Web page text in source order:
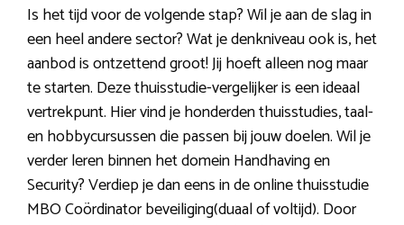
Is het tijd voor de volgende stap? Wil je aan de slag in
een heel andere sector? Wat je denkniveau ook is, het
aanbod is ontzettend groot! Jij hoeft alleen nog maar
te starten. Deze thuisstudie-vergelijker is een ideaal
vertrekpunt. Hier vind je honderden thuisstudies, taal-
en hobbycursussen die passen bij jouw doelen. Wil je
verder leren binnen het domein Handhaving en
Security? Verdiep je dan eens in de online thuisstudie
MBO Coördinator beveiliging(duaal of voltijd). Door